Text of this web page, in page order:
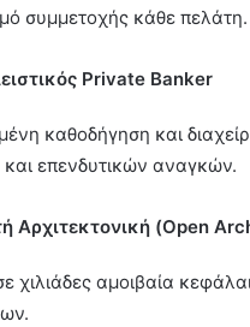
συμμετοχής κάθε πελάτη.
Private Banker
καθοδήγηση και
και επενδυτικών αναγκών.
Αρχιτεκτονική (Open
χιλιάδες αμοιβαία